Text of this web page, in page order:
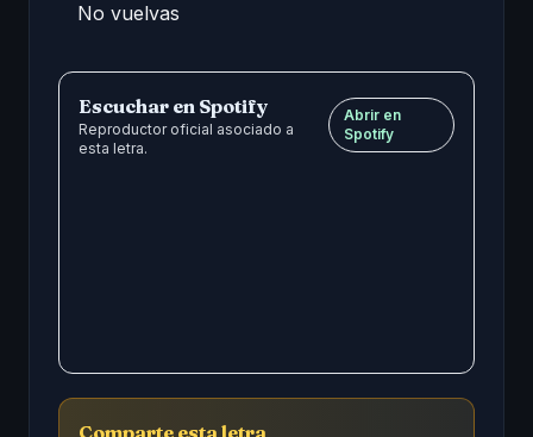
No vuelvas
Escuchar en Spotify
Reproductor oficial asociado a
esta letra.
Abrir en
Spotify
Comparte esta letra